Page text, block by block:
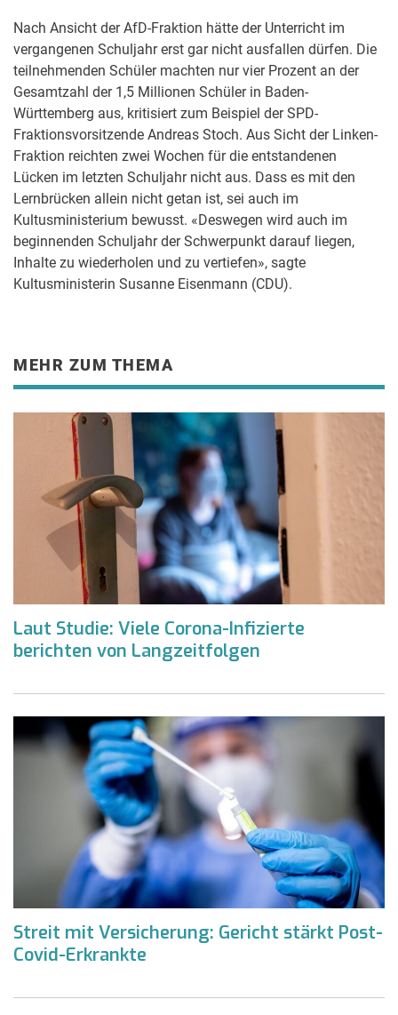
Nach Ansicht der AfD-Fraktion hätte der Unterricht im
vergangenen Schuljahr erst gar nicht ausfallen dürfen. Die
teilnehmenden Schüler machten nur vier Prozent an der
Gesamtzahl der 1,5 Millionen Schüler in Baden-
Württemberg aus, kritisiert zum Beispiel der SPD-
Fraktionsvorsitzende Andreas Stoch. Aus Sicht der Linken-
Fraktion reichten zwei Wochen für die entstandenen
Lücken im letzten Schuljahr nicht aus. Dass es mit den
Lernbrücken allein nicht getan ist, sei auch im
Kultusministerium bewusst. «Deswegen wird auch im
beginnenden Schuljahr der Schwerpunkt darauf liegen,
Inhalte zu wiederholen und zu vertiefen», sagte
Kultusministerin Susanne Eisenmann (CDU).
MEHR ZUM THEMA
Laut Studie: Viele Corona-Infizierte
berichten von Langzeitfolgen
Streit mit Versicherung: Gericht stärkt Post-
Covid-Erkrankte